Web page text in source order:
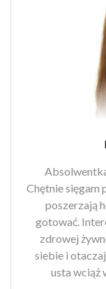
Chętnie sięgam
poszerzają
gotować.
zdrowej
siebie i
usta wciąż